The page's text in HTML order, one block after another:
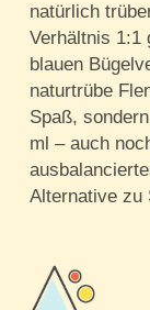
natürlich
Verhältnis 1:1
blauen
naturtrübe
Spaß,
ml – auch
Alternative zu